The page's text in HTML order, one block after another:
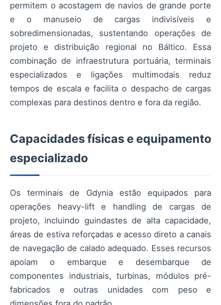
permitem o acostagem de navios de grande porte
e o manuseio de cargas indivisíveis e
sobredimensionadas, sustentando operações de
projeto e distribuição regional no Báltico. Essa
combinação de infraestrutura portuária, terminais
especializados e ligações multimodais reduz
tempos de escala e facilita o despacho de cargas
complexas para destinos dentro e fora da região.
Capacidades físicas e equipamento
especializado
Os terminais de Gdynia estão equipados para
operações heavy-lift e handling de cargas de
projeto, incluindo guindastes de alta capacidade,
áreas de estiva reforçadas e acesso direto a canais
de navegação de calado adequado. Esses recursos
apoiam o embarque e desembarque de
componentes industriais, turbinas, módulos pré-
fabricados e outras unidades com peso e